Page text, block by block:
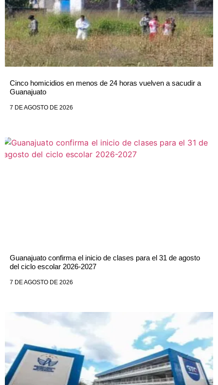
Cinco homicidios en menos de 24 horas vuelven a sacudir a
Guanajuato
7 DE AGOSTO DE 2026
Guanajuato confirma el inicio de clases para el 31 de agosto
del ciclo escolar 2026-2027
7 DE AGOSTO DE 2026